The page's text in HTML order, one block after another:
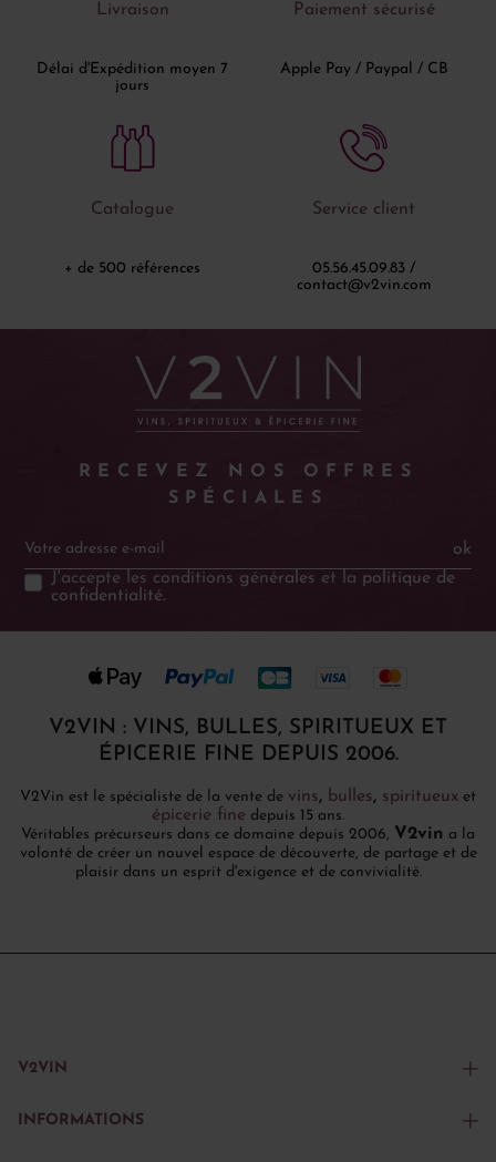
Livraison
Délai d'Expédition moyen 7
jours
Paiement sécurisé
Apple Pay / Paypal / CB
Catalogue
+ de 500 références
Service client
05.56.45.09.83 /
contact@v2vin.com
RECEVEZ NOS OFFRES
SPÉCIALES
ok
J'accepte les conditions générales et la politique de
confidentialité.
V2VIN : VINS, BULLES, SPIRITUEUX ET
ÉPICERIE FINE DEPUIS 2006.
V2Vin est le spécialiste de la vente de vins, bulles, spiritueux et
épicerie fine depuis 15 ans.
Véritables précurseurs dans ce domaine depuis 2006, V2vin a la
volonté de créer un nouvel espace de découverte, de partage et de
plaisir dans un esprit d'exigence et de convivialité.
V2VIN
INFORMATIONS